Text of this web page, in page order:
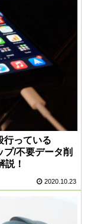
行っている
/不要データ削
説！
2020.10.23